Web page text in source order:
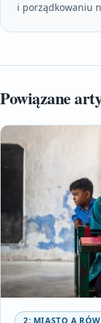
i porządkowaniu
Powiązane
2: MIASTO A